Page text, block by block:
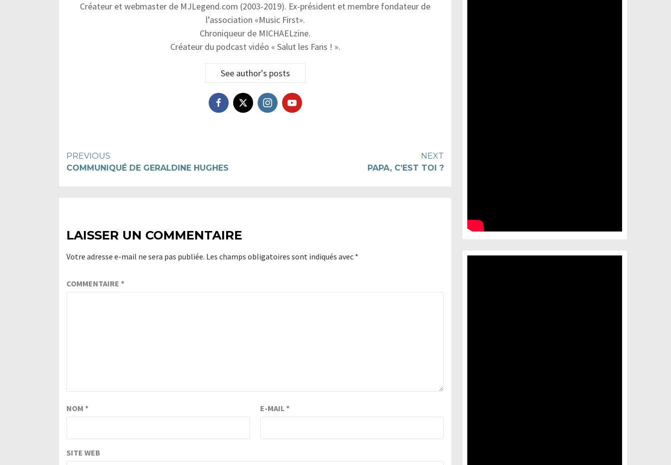
Créateur et webmaster de MJLegend.com (2003-2019). Ex-président et membre fondateur de
l’association «Music First».
Chroniqueur de MICHAELzine.
Créateur du podcast vidéo « Salut les Fans ! ».
See author's posts
Continue
PREVIOUS
COMMUNIQUÉ DE GERALDINE HUGHES
NEXT
PAPA, C’EST TOI ?
LAISSER UN COMMENTAIRE
Votre adresse e-mail ne sera pas publiée. Les champs obligatoires sont indiqués avec *
COMMENTAIRE *
NOM * E-MAIL*
SITE WEB